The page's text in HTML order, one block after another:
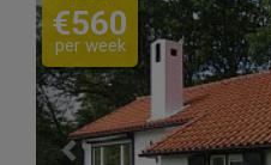
€560
per week